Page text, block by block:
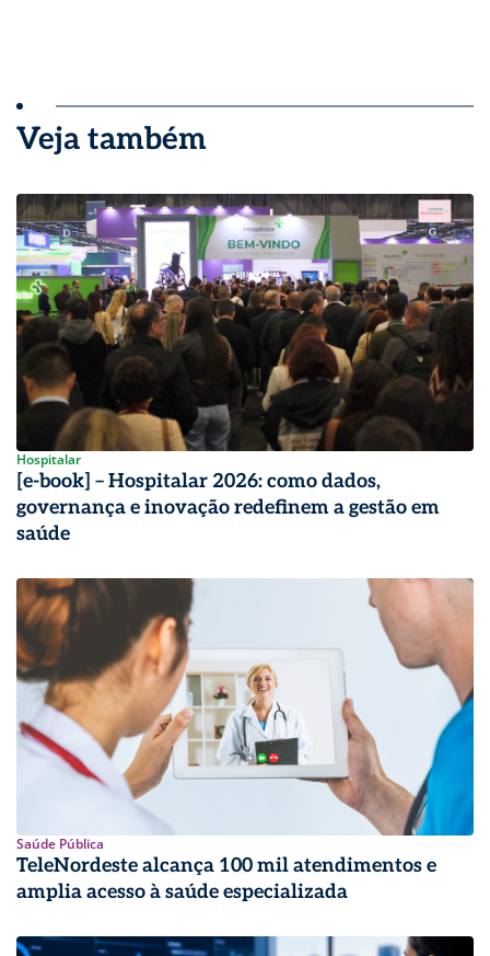
Veja também
Hospitalar
[e-book] – Hospitalar 2026: como dados,
governança e inovação redefinem a gestão em
saúde
Saúde Pública
TeleNordeste alcança 100 mil atendimentos e
amplia acesso à saúde especializada